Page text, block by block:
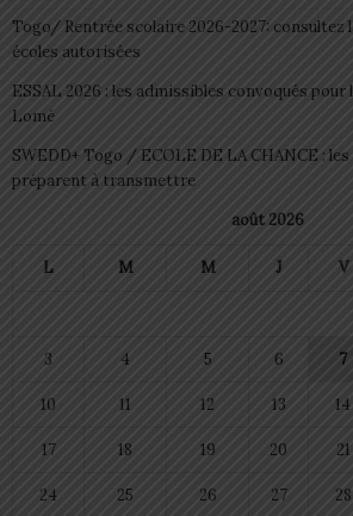
Togo/ Rentrée scolaire 2026-2027: consultez
écoles autorisées
ESSAL 2026 : les admissibles convoqués
Lomé
SWEDD+ Togo / ECOLE DE LA CHANCE :
préparent à transmettre
août 2026
L M M J V
3 4 5 6 7
10 11 12 13 14
17 18 19 20 21
24 25 26 27 28